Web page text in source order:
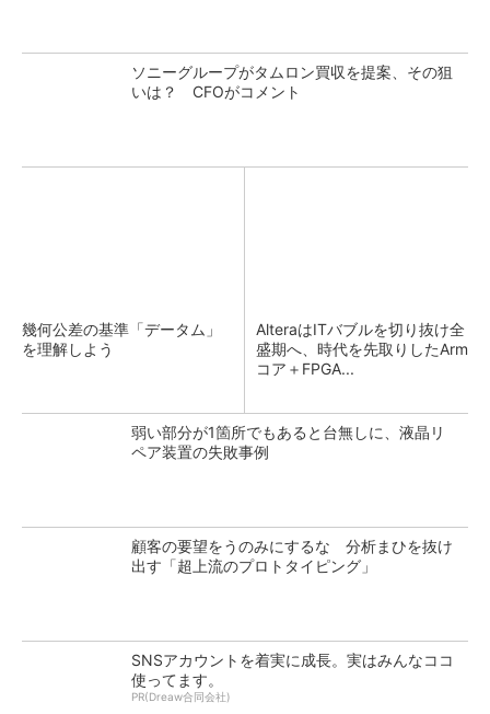
ソニーグループがタムロン買収を提案、その狙
いは？ CFOがコメント
幾何公差の基準「データム」
を理解しよう
AlteraはITバブルを切り抜け全
盛期へ、時代を先取りしたArm
コア＋FPGA...
弱い部分が1箇所でもあると台無しに、液晶リ
ペア装置の失敗事例
顧客の要望をうのみにするな 分析まひを抜け
出す「超上流のプロトタイピング」
SNSアカウントを着実に成長。実はみんなココ
使ってます。
PR(Dreaw合同会社)